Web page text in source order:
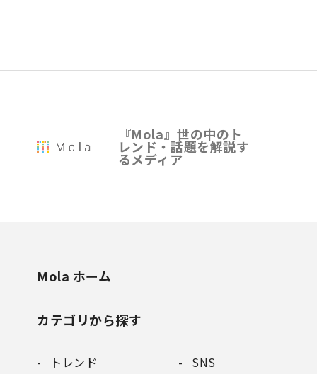
『Mola』世の中のト
レンド・話題を解説す
るメディア
Mola ホーム
カテゴリから探す
トレンド SNS